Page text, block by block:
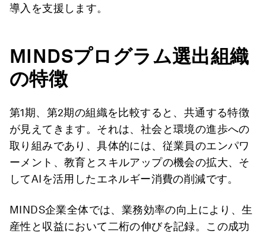
導入を支援します。
MINDSプログラム選出組織
の特徴
第1期、第2期の組織を比較すると、共通する特徴
が見えてきます。それは、社会と環境の進歩への
取り組みであり、具体的には、従業員のエンパワ
ーメント、教育とスキルアップの機会の拡大、そ
してAIを活用したエネルギー消費の削減です。
MINDS企業全体では、業務効率の向上により、生
産性と収益において二桁の伸びを記録。この成功